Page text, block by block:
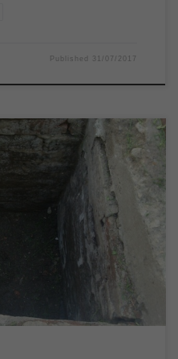
Published 31/07/2017
је прво редовно очитавање
их бити у овој години, у
Стајићево, Тараш,
Орловат и делу Меленаца.
круг очитавања
и у […]